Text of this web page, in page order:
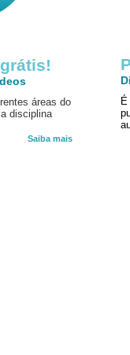
áreas do
disciplina
Saiba mais